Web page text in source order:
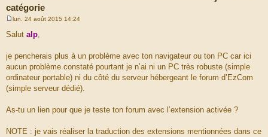
catégorie
e
s
a
g
e
lun. 24 août 2015 14:24
Salut alp,
je pencherais plus à un problème avec ton navigateur ou ton PC car ici
aucun problème constaté pourtant je n’ai ni un PC très robuste (simple
ordinateur portable) ni du côté du serveur hébergeant le forum d’EzCom
(simple serveur dédié).
As-tu un lien pour que je teste ton forum avec l’extension activée ?
NOTE : je vais réaliser la traduction des extensions mentionnées dans ce